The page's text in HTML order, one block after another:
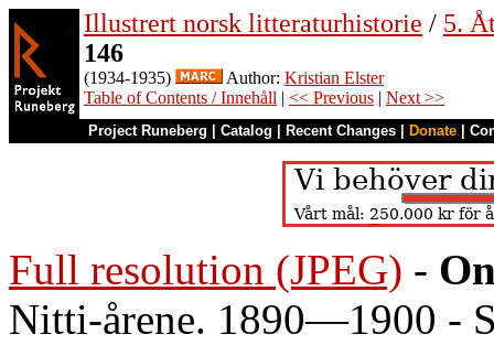
Illustrert norsk litteraturhistorie / 5.
146
(1934-1935) Author: Kristian Elster
Table of Contents / Innehåll | << Previous | Next >>
Project Runeberg Catalog Recent Changes Donate
Full resolution (JPEG) -
Nitti-årene. 1890—1900 -